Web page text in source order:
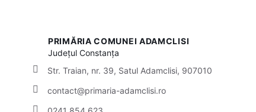
PRIMĂRIA COMUNEI ADAMCLISI
JudețulConstanța
Str. Traian, nr. 39, Satul Adamclisi, 907010
contact@primaria-adamclisi.ro